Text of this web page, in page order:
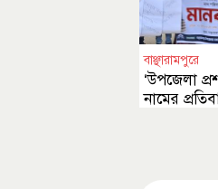
বাঞ্ছারামপুরে
‘উপজেলা
নামের